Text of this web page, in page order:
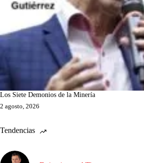
Los Siete Demonios de la Minería
2 agosto, 2026
Tendencias